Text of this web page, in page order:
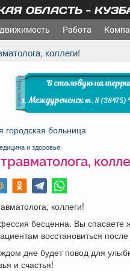
ОБЛАСТЬ -
Работа
коллеги!
реклама
городская больница
и здоровье
коллеги!
бесценна. Вы спасаете
восстановиться
дне будет повод для
и счастья!